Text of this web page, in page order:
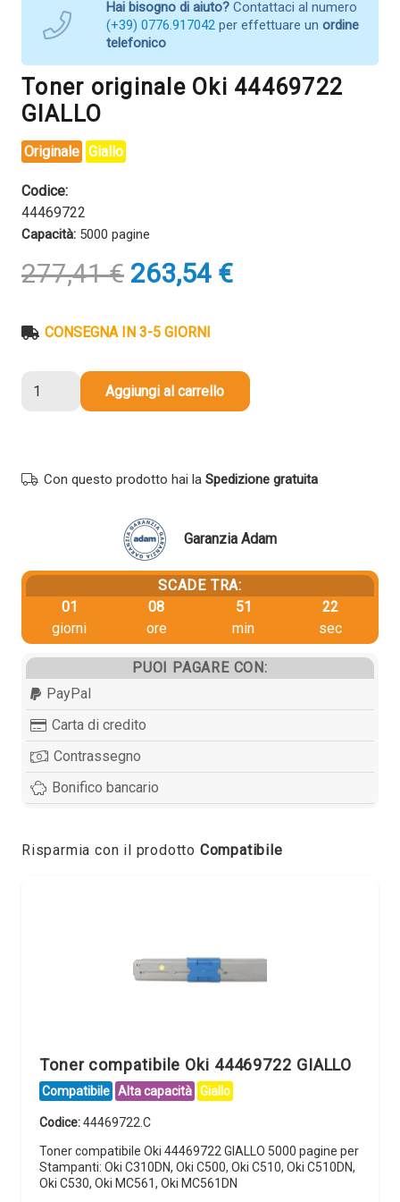
Hai bisogno di aiuto? Contattaci al numero
(+39) 0776.917042 per effettuare un ordine
telefonico
Toner originale Oki 44469722
GIALLO
Originale Giallo
Codice:
44469722
Capacità: 5000 pagine
277,41€ Il
prezzo
era:
263,54 €Il
prezzo
CONSEGNA IN 3-5 GIORNI
quantità
Aggiungi al carrello
Con questo prodotto hai la Spedizione gratuita
Garanzia Adam
SCADE TRA:
01
giorni
08
ore
51
min
21
sec
PUOI PAGARE CON:
PayPal
Carta di credito
Contrassegno
Bonifico bancario
Risparmia con il prodotto Compatibile
Toner compatibile Oki 44469722 GIALLO
Compatibile Alta capacità Giallo
Codice:44469722.C
Toner compatibile Oki 44469722 GIALLO 5000 pagine per
Stampanti: Oki C310DN, Oki C500, Oki C510, Oki C510DN,
Oki C530, Oki MC561, Oki MC561DN